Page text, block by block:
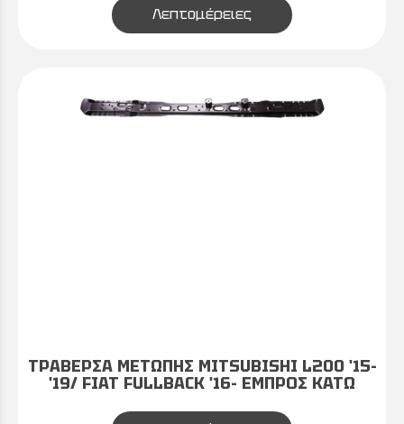
Λεπτομέρειες
ΤΡΑΒΕΡΣΑ ΜΕΤΩΠΗΣ MITSUBISHI L200 '15-
'19/ FIAT FULLBACK '16- ΕΜΠΡΟΣ ΚΑΤΩ